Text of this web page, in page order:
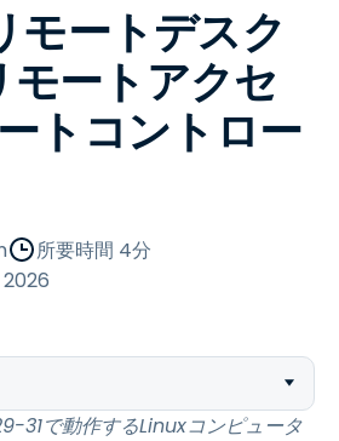
モートデスク
モートアクセ
トコントロー
所要時間 4分
31で動作するLinuxコンピュータ